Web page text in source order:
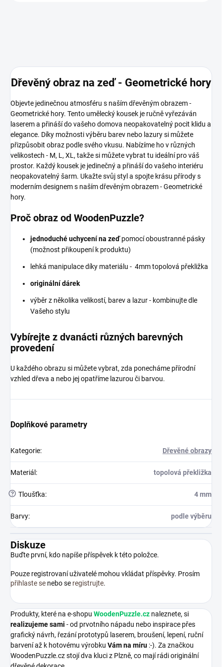
Dřevěný obraz na zeď - Geometrické hory
Objevte jedinečnou atmosféru s naším dřevěným obrazem -
Geometrické hory. Tento umělecký kousek je ručně vyřezáván
laserem a přináší do vašeho domova neopakovatelný pocit klidu a
elegance. Díky možnosti výběru barev nebo lazury si můžete
přizpůsobit obraz podle svého vkusu. Nabízíme ho v různých
velikostech - M, L, XL, takže si můžete vybrat tu ideální pro váš
prostor. Každý kousek je jedinečný a přináší do vašeho interiéru
neopakovatelný šarm. Ukažte svůj styl a spojte krásu přírody s
moderním designem s naším dřevěným obrazem - Geometrické
hory.
Proč obraz od WoodenPuzzle?
jednoduché uchycení na zeďpomocí oboustranné pásky
(možnost přikoupení k produktu)
lehká manipulace díky materiálu - 4mm topolová překližka
originální dárek
výběr z několika velikostí, barev a lazur - kombinujte dle
Vašeho stylu
Vybírejte z dvanácti různých barevných
provedení
U každého obrazu si můžete vybrat, zda ponecháme přírodní
vzhled dřeva a nebo jej opatříme lazurou či barvou.
Doplňkové parametry
Kategorie: Dřevěné obrazy
Materiál : topolová překližka
? Tloušťka: 4 mm
Barvy: podle výběru
Diskuze
Buďte první, kdo napíše příspěvek k této položce.
Pouze registrovaní uživatelé mohou vkládat příspěvky. Prosím
přihlaste se nebo se registrujte.
Produkty, které na e-shopu WoodenPuzzle.cz naleznete, si
realizujeme sami - od prvotního nápadu nebo inspirace přes
grafický návrh, řezání prototypů laserem, broušení, lepení, ruční
barvení až k hotovému výrobku Vám na míru :-). Za značkou
WoodenPuzzle.cz stojí dva kluci z Plzně, co mají rádi originální